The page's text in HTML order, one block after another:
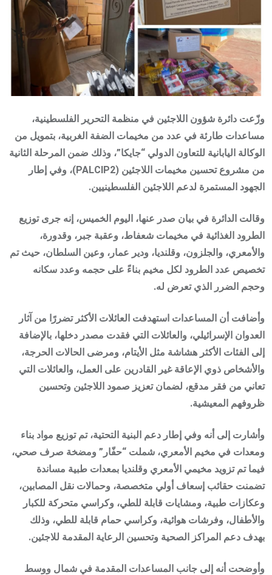
وزّعت دائرة شؤون اللاجئين في منظمة التحرير الفلسطينية،
مساعدات طارئة في عدد من مخيمات الضفة الغربية، بتمويل من
الوكالة اليابانية للتعاون الدولي “جايكا”، وذلك ضمن المرحلة الثانية
من مشروع تحسين مخيمات اللاجئين (PALCIP2)، وفي إطار
الجهود المستمرة لدعم اللاجئين الفلسطينيين.
وقالت الدائرة في بيان صدر عنها، اليوم الخميس، إنه جرى توزيع
الطرود الغذائية في مخيمات شعفاط، وعقبة جبر، وقدورة،
والأمعري، والجلزون، وقلنديا، ودير عمار، وعين السلطان، حيث تم
تخصيص عدد الطرود لكل مخيم بناءً على حجمه وعدد سكانه
وحجم الضرر الذي تعرض له.
وأضافت أن المساعدات استهدفت العائلات الأكثر تضررًا من آثار
العدوان الإسرائيلي، والعائلات التي فقدت مصدر دخلها، بالإضافة
إلى الفئات الأكثر هشاشة مثل الأيتام، ومرضى الحالات الحرجة،
والأشخاص ذوي الإعاقة غير القادرين على العمل، والعائلات التي
تعاني من فقر مدقع، لضمان تعزيز صمود اللاجئين وتحسين
ظروفهم المعيشية.
وأشارت إلى أنه وفي إطار دعم البنية التحتية، تم توزيع مواد بناء
ومعدات في مخيم الأمعري، شملت “حفّار” ومضخة صرف صحي،
فيما تم تزويد مخيمي الأمعري وقلنديا بمعدات طبية مساندة
تضمنت حقائب إسعاف أولي متخصصة، وحمالات نقل المصابين،
وعكازات طبية، ومشايات قابلة للطي، وكراسي متحركة للكبار
والأطفال، وفرشات هوائية، وكراسي حمام قابلة للطي، وذلك
بهدف دعم المراكز الصحية وتحسين الرعاية المقدمة للاجئين.
وأوضحت أنه إلى جانب المساعدات المقدمة في شمال ووسط